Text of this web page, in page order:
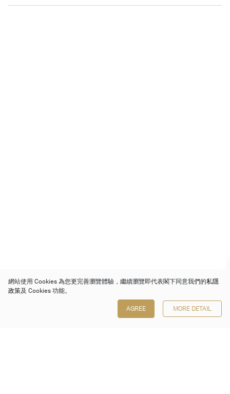
網站使用 Cookies 為您更完善瀏覽體驗，繼續瀏覽即代表閣下同意我們的私隱
政策及 Cookies 功能。
AGREE MORE DETAIL